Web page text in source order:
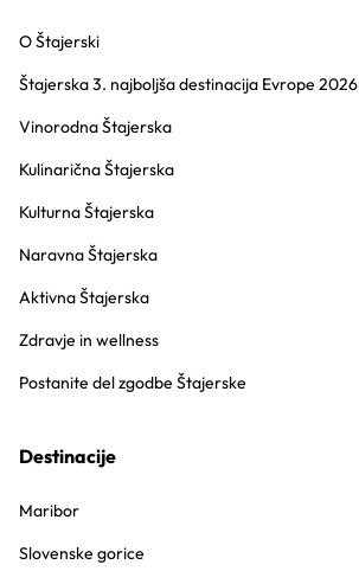
O Štajerski
Štajerska 3. najboljša destinacija Evrope 2026
Vinorodna Štajerska
Kulinarična Štajerska
Kulturna Štajerska
Naravna Štajerska
Aktivna Štajerska
Zdravje in wellness
Postanite del zgodbe Štajerske
Destinacije
Maribor
Slovenske gorice